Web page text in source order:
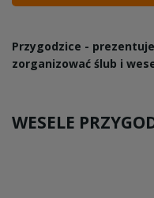
Przygodzice -
zorganizować ślub i
WESELE